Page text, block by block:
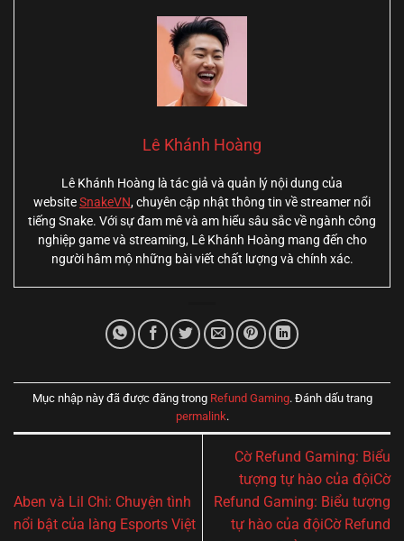
Lê Khánh Hoàng
Lê Khánh Hoàng là tác giả và quản lý nội dung của
websiteSnakeVN, chuyên cập nhật thông tin về streamer nổi
tiếng Snake. Với sự đam mê và am hiểu sâu sắc về ngành công
nghiệp game và streaming, Lê Khánh Hoàng mang đến cho
người hâm mộ những bài viết chất lượng và chính xác.
Mục nhập này đã được đăng trong Refund Gaming. Đánh dấu trang
permalink.
Aben và Lil Chi: Chuyện tình
nổi bật của làng Esports Việt
Cờ Refund Gaming: Biểu
tượng tự hào của độiCờ
Refund Gaming: Biểu tượng
tự hào của độiCờ Refund